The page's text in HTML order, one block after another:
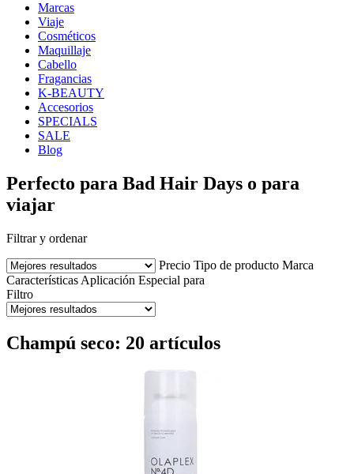
Marcas
Viaje
Cosméticos
Maquillaje
Cabello
Fragancias
K-BEAUTY
Accesorios
SPECIALS
SALE
Blog
Perfecto para Bad Hair Days o para
viajar
Filtrar y ordenar
Precio Tipo de producto Marca
Características Aplicación Especial para
Filtro
Champú seco: 20 artículos